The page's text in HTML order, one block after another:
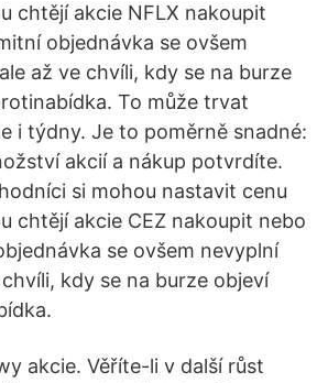
chtějí akcie NFLX nakoupit
objednávka se ovšem
až ve chvíli, kdy se na burze
To může trvat
i týdny. Je to poměrně snadné:
akcií a nákup potvrdíte.
si mohou nastavit cenu
chtějí akcie CEZ nakoupit nebo
se ovšem nevyplní
kdy se na burze objeví
akcie. Věříte-li v další růst